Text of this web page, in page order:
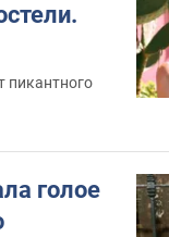
пикантного
голое